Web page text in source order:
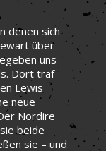
denen sich
über
uns
Dort traf
Lewis
neue
Nordire
beide
sie – und